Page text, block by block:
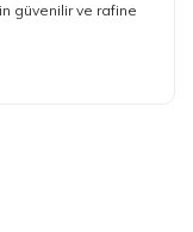
güvenilir ve rafine